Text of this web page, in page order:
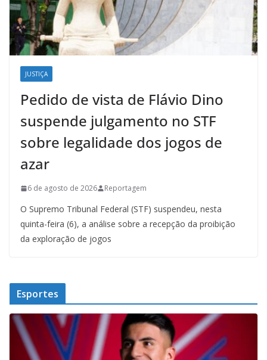
JUSTIÇA
Pedido de vista de Flávio Dino
suspende julgamento no STF
sobre legalidade dos jogos de
azar
6 de agosto de 2026 Reportagem
O Supremo Tribunal Federal (STF) suspendeu, nesta
quinta-feira (6), a análise sobre a recepção da proibição
da exploração de jogos
Esportes